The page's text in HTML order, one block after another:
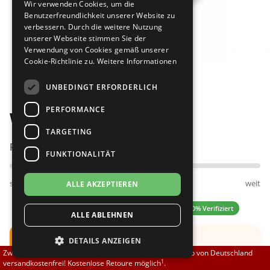
Brautschuhe
Sneaker
Übergrößen 43-44
Flexerinas
Merlet
Nueva Epoca
RayRose
Rummos
Rumpf
SoDanca
TopTanz
Bilder
Werner Kern Ronja 3,4
Passt am besten bei Fußweite:
schmal normal weit
5.00 (1 Bewertungen) ✓ 100% Verifiziert
Hinweis: Der Schuh fällt groß aus.
Empfehlung: Bitte eine halbe Nummer kleiner
Zwischen 70,00 EUR und 800,00 EUR liefern wir innerhalb von Deutschland
versandkostenfrei! Kostenlose Retoure möglich1.
Wir verwenden Cookies, um die
Benutzerfreundlichkeit unserer Website zu
verbessern. Durch die weitere Nutzung
unserer Webseite stimmen Sie der
Verwendung von Cookies gemäß unserer
Cookie-Richtlinie zu. Weitere Informationen
UNBEDINGT ERFORDERLICH
PERFORMANCE
TARGETING
FUNKTIONALITÄT
ALLE AKZEPTIEREN
ALLE ABLEHNEN
DETAILS ANZEIGEN